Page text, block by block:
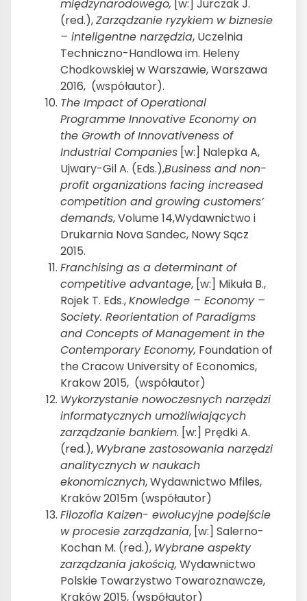
międzynarodowego, [w:] Jurczak J.
(red.),Zarządzanie ryzykiem w biznesie
– inteligentne narzędzia, Uczelnia
Techniczno-Handlowa im. Heleny
Chodkowskiej w Warszawie, Warszawa
2016, (współautor).
The Impact of Operational
Programme Innovative Economy on
the Growth of Innovativeness of
Industrial Companies [w:] Nalepka A,
Ujwary-Gil A. (Eds.),Business and non-
profit organizations facing increased
competition and growing customers’
demands, Volume 14,Wydawnictwo i
Drukarnia Nova Sandec, Nowy Sącz
2015.
Franchising as a determinant of
competitive advantage, [w:] Mikuła B.,
Rojek T. Eds.,Knowledge – Economy –
Society. Reorientation of Paradigms
and Concepts of Management in the
Contemporary Economy, Foundation of
the Cracow University of Economics,
Krakow 2015, (współautor)
Wykorzystanie nowoczesnych narzędzi
informatycznych umożliwiających
zarządzanie bankiem. [w:] Prędki A.
(red.), Wybrane zastosowania narzędzi
analitycznych w naukach
ekonomicznych, Wydawnictwo Mfiles,
Kraków 2015m (współautor)
Filozofia Kaizen- ewolucyjne podejście
w procesie zarządzania, [w:] Salerno-
Kochan M. (red.), Wybrane aspekty
zarządzania jakością, Wydawnictwo
Polskie Towarzystwo Towaroznawcze,
Kraków 2015, (współautor)